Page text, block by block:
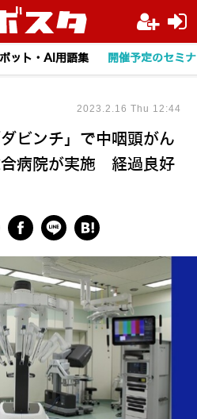
ボット・AI用語集 開催予定のセミ
ビンチ」で中咽頭がん
病院が実施 経過良好
2023.2.16 Thu 12:44